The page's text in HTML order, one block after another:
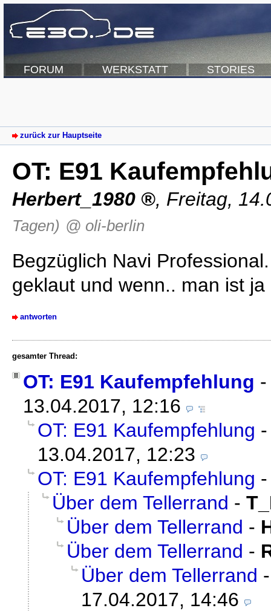
FORUM WERKSTATT STORIES
zurück zur Hauptseite
OT: E91
Herbert_1980 , Freitag,
Tagen) @ oli-berlin
Begzüglich Navi
geklaut und wenn.. man ist
antworten
gesamter Thread:
OT: E91 Kaufempfehlung
13.04.2017, 12:16
OT: E91 Kaufempfehlung
13.04.2017, 12:23
OT: E91 Kaufempfehlung
Über dem Tellerrand -
Über dem Tellerrand -
Über dem Tellerrand -
Über dem Tellerrand
17.04.2017, 14:46